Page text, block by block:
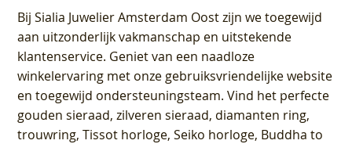
BijSialia Juwelier Amsterdam Oostzijn we toegewijd
aan uitzonderlijk vakmanschap en uitstekende
klantenservice. Geniet van een naadloze
winkelervaring met onze gebruiksvriendelijke website
en toegewijd ondersteuningsteam. Vind het perfecte
gouden sieraad, zilveren sieraad, diamanten ring,
trouwring, Tissot horloge, Seiko horloge, Buddha to